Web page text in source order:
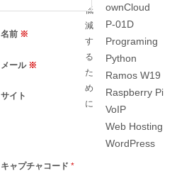
名前 ※
メール ※
サイト
キャプチャコード *
低
減
す
る
た
め
に
ownCloud
P-01D
Programing
Python
Ramos W19
Raspberry Pi
VoIP
Web Hosting
WordPress